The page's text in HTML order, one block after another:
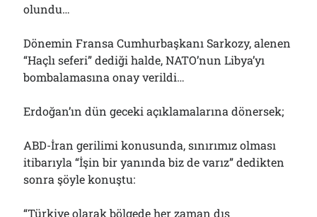
olundu…
Dönemin Fransa Cumhurbaşkanı Sarkozy, alenen
“Haçlı seferi” dediği halde, NATO’nun Libya’yı
bombalamasına onay verildi…
Erdoğan’ın dün geceki açıklamalarına dönersek;
ABD-İran gerilimi konusunda, sınırımız olması
itibarıyla “İşin bir yanında biz de varız” dedikten
sonra şöyle konuştu:
“Türkiye olarak bölgede her zaman dış